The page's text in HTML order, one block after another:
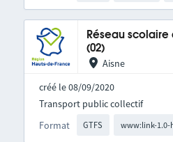
Réseau scolaire
(02)
Aisne
créé le 08/09/2020
Format GTFS www:link-
Transport public collectif